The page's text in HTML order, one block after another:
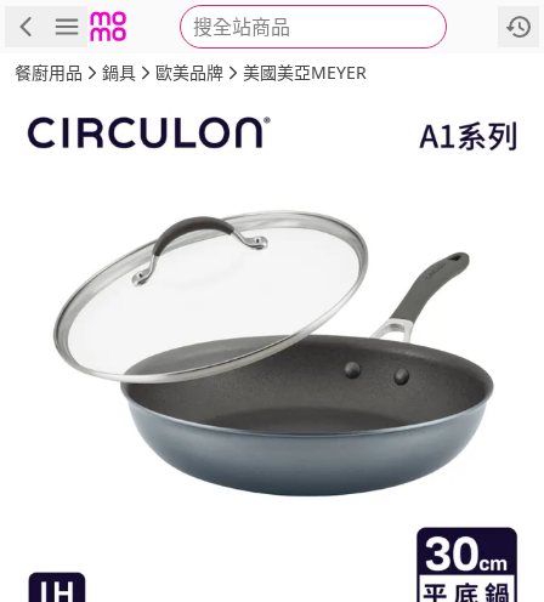
搜全站商品
商品 評價 詳情
餐廚用品 鍋具 歐美品牌 美國美亞MEYER